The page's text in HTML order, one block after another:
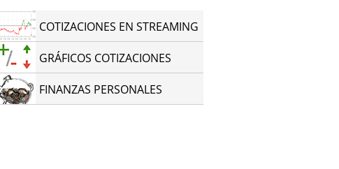
COTIZACIONES EN STREAMING
GRÁFICOS COTIZACIONES
FINANZAS PERSONALES